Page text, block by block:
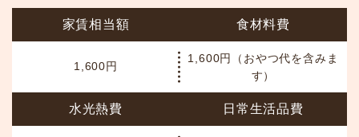
家賃相当額
1,600円
食材料費
1,600円（おやつ代を含みま
す）
水光熱費 日常生活品費